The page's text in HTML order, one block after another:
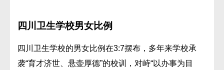
四川卫生学校男女比例
四川卫生学校的男女比例在3:7摆布，多年来学校承
袭“育才济世、悬壶厚德”的校训，对峙“以办事为目